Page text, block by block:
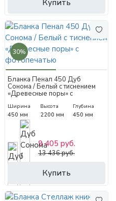
Купить
30%
Бланка Пенал 450 Дуб
Сонома / Белый с тиснением
«Древесные поры» с
Ширина
450 мм
Высота
2200 мм
Глубина
450 мм
Купить
9 405 руб.
13 436 руб.